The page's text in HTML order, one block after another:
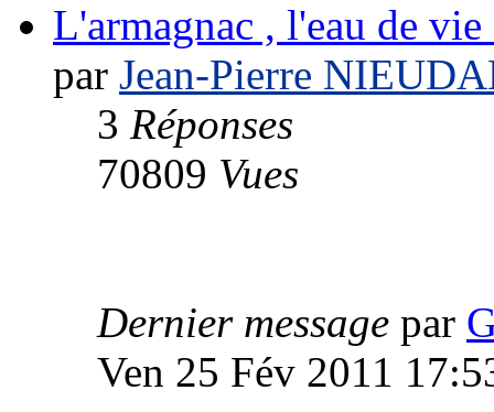
L'armagnac , l'eau de
par Jean-Pierre
3 Réponses
70809 Vues
Dernier message par
Ven 25 Fév 2011